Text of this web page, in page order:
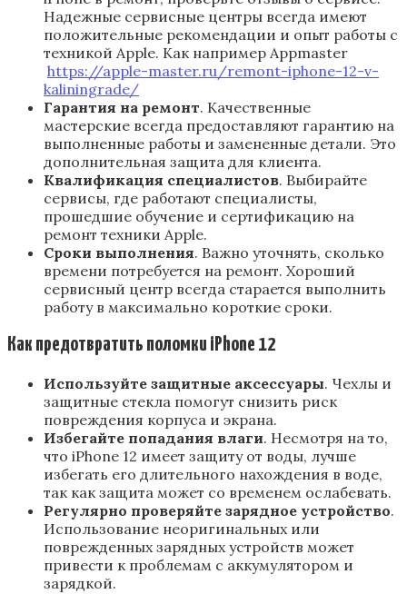
Надежные сервисные центры всегда имеют
положительные рекомендации и опыт работы с
техникой Apple. Как например Appmaster
https://apple-master.ru/remont-iphone-12-v-
kaliningrade/
Гарантия на ремонт. Качественные
мастерские всегда предоставляют гарантию на
выполненные работы и замененные детали. Это
дополнительная защита для клиента.
Квалификация специалистов. Выбирайте
сервисы, где работают специалисты,
прошедшие обучение и сертификацию на
ремонт техники Apple.
Сроки выполнения. Важно уточнять, сколько
времени потребуется на ремонт. Хороший
сервисный центр всегда старается выполнить
работу в максимально короткие сроки.
Как предотвратить поломки iPhone 12
Используйте защитные аксессуары. Чехлы и
защитные стекла помогут снизить риск
повреждения корпуса и экрана.
Избегайте попадания влаги. Несмотря на то,
что iPhone 12 имеет защиту от воды, лучше
избегать его длительного нахождения в воде,
так как защита может со временем ослабевать.
Регулярно проверяйте зарядное устройство.
Использование неоригинальных или
поврежденных зарядных устройств может
привести к проблемам с аккумулятором и
зарядкой.